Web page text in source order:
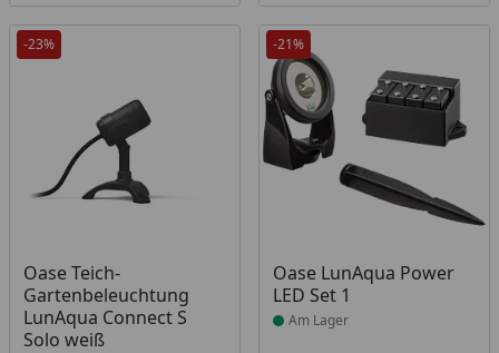
-23%
Oase Teich-
Gartenbeleuchtung
LunAqua Connect S
Solo weiß
Produkt am Lager
-21%
Oase LunAqua Power
LED Set 1
Produkt am Lager
Am Lager